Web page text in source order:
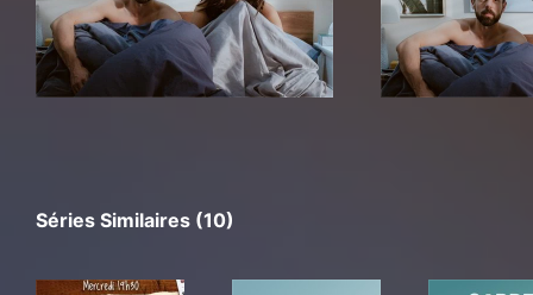
Séries Similaires (10)